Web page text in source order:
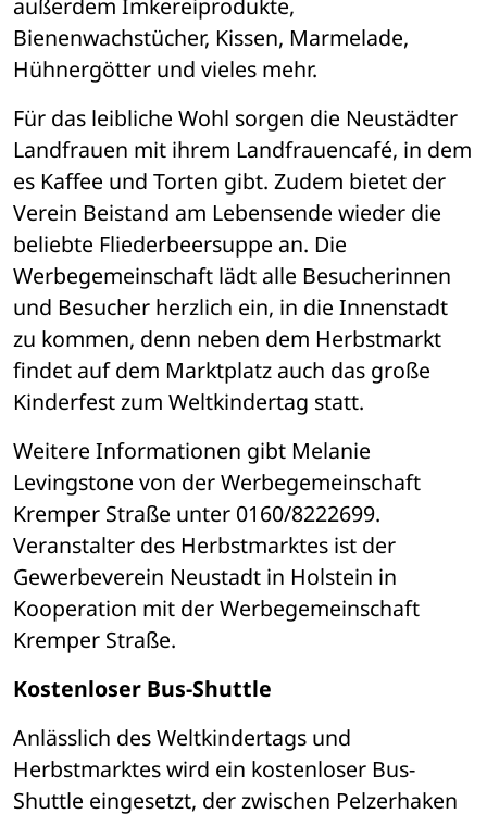
außerdem Imkereiprodukte,
Bienenwachstücher, Kissen, Marmelade,
Hühnergötter und vieles mehr.
Für das leibliche Wohl sorgen die Neustädter
Landfrauen mit ihrem Landfrauencafé, in dem
es Kaffee und Torten gibt. Zudem bietet der
Verein Beistand am Lebensende wieder die
beliebte Fliederbeersuppe an. Die
Werbegemeinschaft lädt alle Besucherinnen
und Besucher herzlich ein, in die Innenstadt
zu kommen, denn neben dem Herbstmarkt
findet auf dem Marktplatz auch das große
Kinderfest zum Weltkindertag statt.
Weitere Informationen gibt Melanie
Levingstone von der Werbegemeinschaft
Kremper Straße unter 0160/8222699.
Veranstalter des Herbstmarktes ist der
Gewerbeverein Neustadt in Holstein in
Kooperation mit der Werbegemeinschaft
Kremper Straße.
Kostenloser Bus-Shuttle
Anlässlich des Weltkindertags und
Herbstmarktes wird ein kostenloser Bus-
Shuttle eingesetzt, der zwischen Pelzerhaken